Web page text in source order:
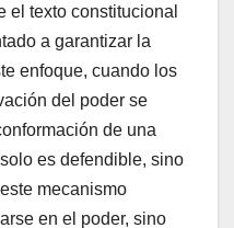
el texto constitucional
a garantizar la
enfoque, cuando los
del poder se
de una
es defendible, sino
mecanismo
en el poder, sino